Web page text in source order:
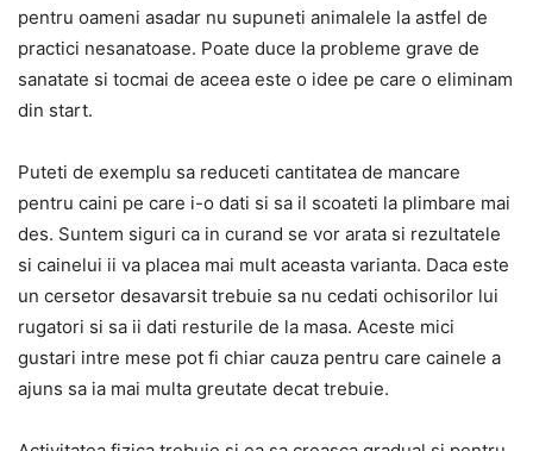
pentru oameni asadar nu supuneti animalele la astfel de
practici nesanatoase. Poate duce la probleme grave de
sanatate si tocmai de aceea este o idee pe care o eliminam
din start.
Puteti de exemplu sa reduceti cantitatea de mancare
pentru caini pe care i-o dati si sa il scoateti la plimbare mai
des. Suntem siguri ca in curand se vor arata si rezultatele
si cainelui ii va placea mai mult aceasta varianta. Daca este
un cersetor desavarsit trebuie sa nu cedati ochisorilor lui
rugatori si sa ii dati resturile de la masa. Aceste mici
gustari intre mese pot fi chiar cauza pentru care cainele a
ajuns sa ia mai multa greutate decat trebuie.